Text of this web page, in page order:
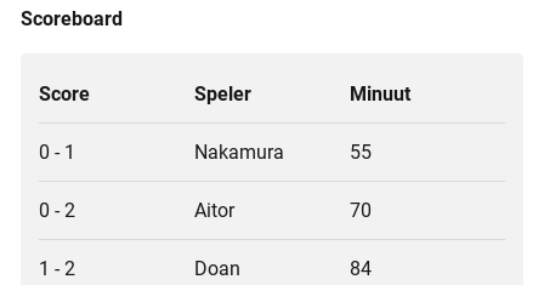
Scoreboard
Score Speler Minuut
0 - 1 Nakamura 55
0 - 2 Aitor 70
1 - 2 Doan 84